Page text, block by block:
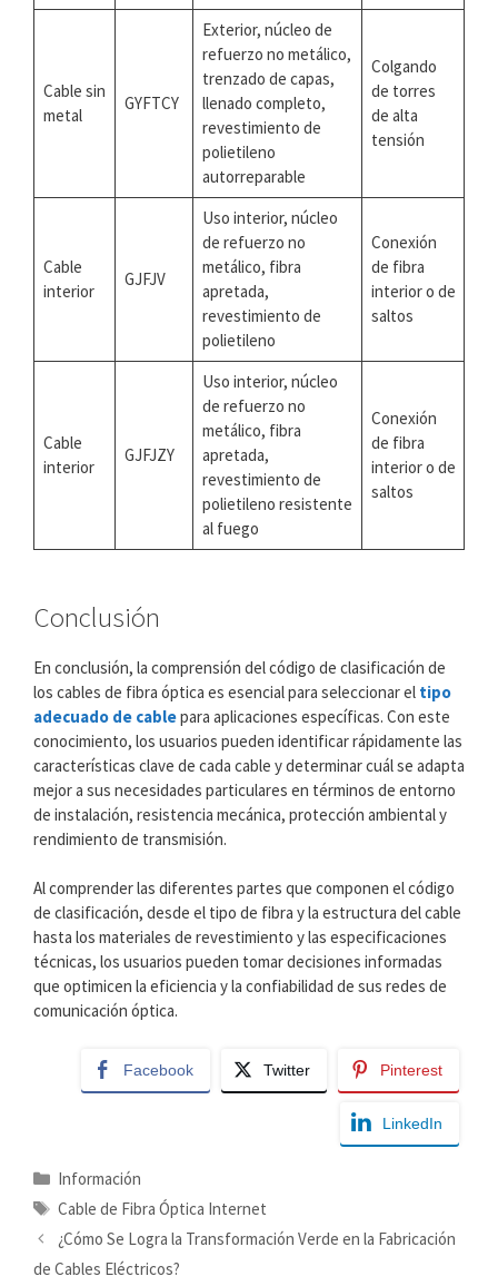
Cable sin
metal
GYFTCY
Exterior, núcleo de
refuerzo no metálico,
trenzado de capas,
llenado completo,
revestimiento de
polietileno
autorreparable
Colgando
de torres
de alta
tensión
Cable
interior
GJFJV
Uso interior, núcleo
de refuerzo no
metálico, fibra
apretada,
revestimiento de
polietileno
Conexión
de fibra
interior o de
saltos
Cable
interior
GJFJZY
Uso interior, núcleo
de refuerzo no
metálico, fibra
apretada,
revestimiento de
polietileno resistente
al fuego
Conexión
de fibra
interior o de
saltos
Conclusión
En conclusión, la comprensión del código de clasificación de
los cables de fibra óptica es esencial para seleccionar el tipo
adecuado de cablepara aplicaciones específicas. Con este
conocimiento, los usuarios pueden identificar rápidamente las
características clave de cada cable y determinar cuál se adapta
mejor a sus necesidades particulares en términos de entorno
de instalación, resistencia mecánica, protección ambiental y
rendimiento de transmisión.
Al comprender las diferentes partes que componen el código
de clasificación, desde el tipo de fibra y la estructura del cable
hasta los materiales de revestimiento y las especificaciones
técnicas, los usuarios pueden tomar decisiones informadas
que optimicen la eficiencia y la confiabilidad de sus redes de
comunicación óptica.
Facebook Twitter Pinterest
LinkedIn
Categorías
Información
Etiquetas
Cable de Fibra Óptica Internet
¿Cómo Se Logra la Transformación Verde en la Fabricación
de Cables Eléctricos?